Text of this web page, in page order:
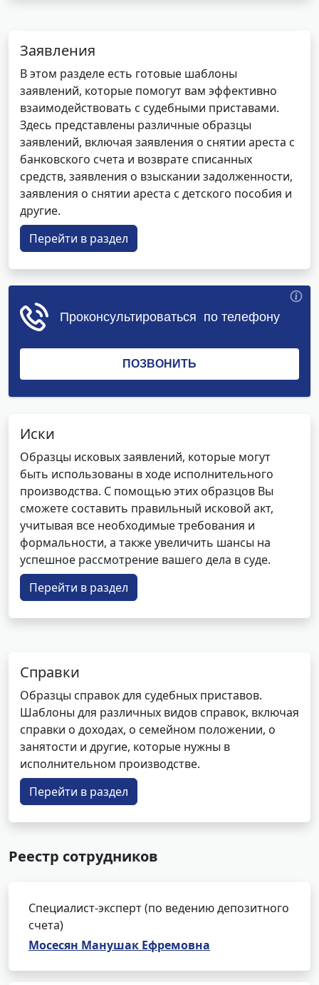
Заявления
В этом разделе есть готовые шаблоны
заявлений, которые помогут вам эффективно
взаимодействовать с судебными приставами.
Здесь представлены различные образцы
заявлений, включая заявления о снятии ареста с
банковского счета и возврате списанных
средств, заявления о взыскании задолженности,
заявления о снятии ареста с детского пособия и
другие.
Перейти в раздел
Иски
Образцы исковых заявлений, которые могут
быть использованы в ходе исполнительного
производства. С помощью этих образцов Вы
сможете составить правильный исковой акт,
учитывая все необходимые требования и
формальности, а также увеличить шансы на
успешное рассмотрение вашего дела в суде.
Перейти в раздел
Справки
Образцы справок для судебных приставов.
Шаблоны для различных видов справок, включая
справки о доходах, о семейном положении, о
занятости и другие, которые нужны в
исполнительном производстве.
Перейти в раздел
Реестр сотрудников
Специалист-эксперт (по ведению депозитного
счета)
Мосесян Манушак Ефремовна